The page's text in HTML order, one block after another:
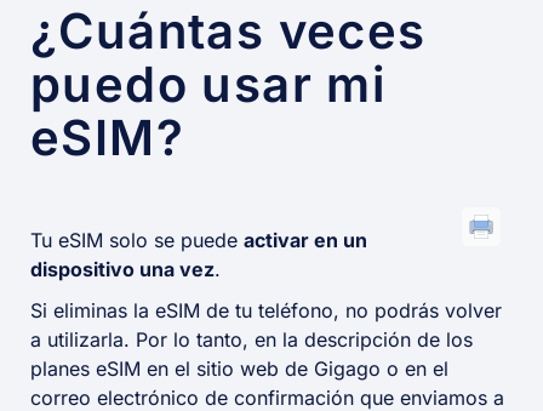
¿Cuántas veces
puedo usar mi
eSIM?
Tu eSIM solo se puede activar en un
dispositivo una vez.
Si eliminas la eSIM de tu teléfono, no podrás volver
a utilizarla. Por lo tanto, en la descripción de los
planes eSIM en el sitio web de Gigago o en el
correo electrónico de confirmación que enviamos a